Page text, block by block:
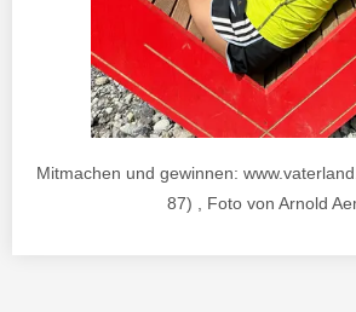
Mitmachen und gewinnen:
87) , Foto von Arnold